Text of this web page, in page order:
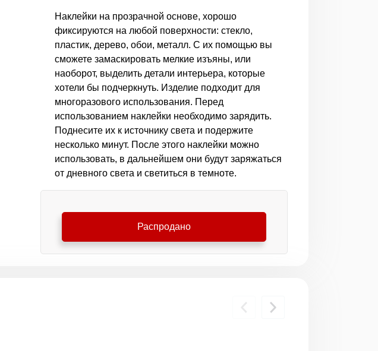
Наклейки на прозрачной основе, хорошо
фиксируются на любой поверхности: стекло,
пластик, дерево, обои, металл. С их помощью вы
сможете замаскировать мелкие изъяны, или
наоборот, выделить детали интерьера, которые
хотели бы подчеркнуть. Изделие подходит для
многоразового использования. Перед
использованием наклейки необходимо зарядить.
Поднесите их к источнику света и подержите
несколько минут. После этого наклейки можно
использовать, в дальнейшем они будут заряжаться
от дневного света и светиться в темноте.
Распродано